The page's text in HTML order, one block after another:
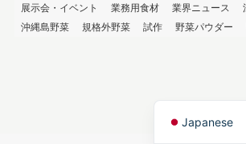
展示会・イベント
業務用食材 業界ニュース
沖縄島野菜
規格外野菜 試作 野菜パウダー
Japanese